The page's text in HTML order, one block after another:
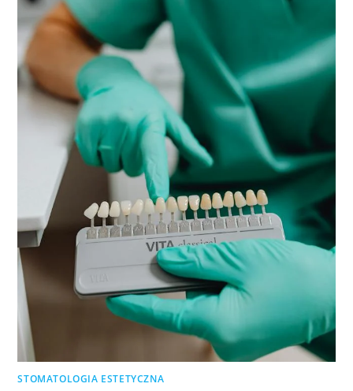
STOMATOLOGIA ESTETYCZNA